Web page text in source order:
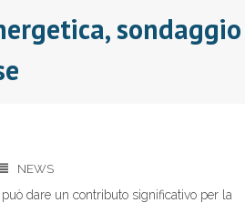
sondaggio
NEWS
può dare un contributo significativo per la